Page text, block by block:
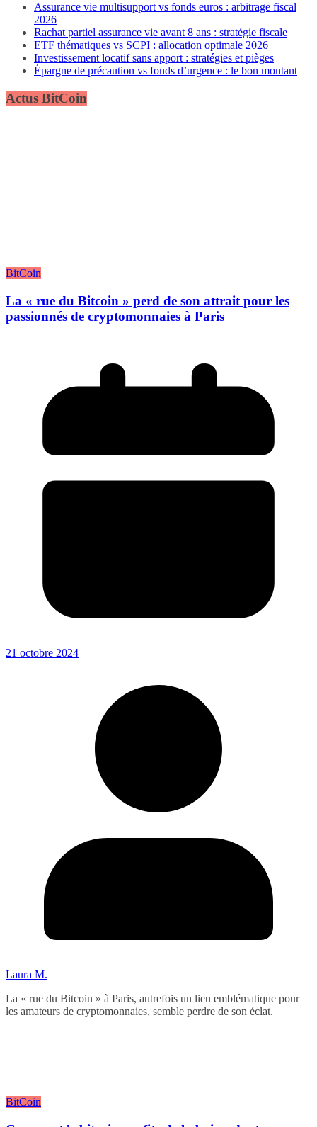
Assurance vie multisupport vs fonds euros : arbitrage fiscal
2026
Rachat partiel assurance vie avant 8 ans : stratégie fiscale
ETF thématiques vs SCPI : allocation optimale 2026
Investissement locatif sans apport : stratégies et pièges
Épargne de précaution vs fonds d’urgence : le bon montant
Actus BitCoin
BitCoin
La « rue du Bitcoin » perd de son attrait pour les
passionnés de cryptomonnaies à Paris
21 octobre 2024
Laura M.
La « rue du Bitcoin » à Paris, autrefois un lieu emblématique pour
les amateurs de cryptomonnaies, semble perdre de son éclat.
BitCoin